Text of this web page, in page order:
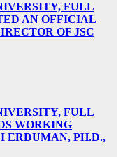
FULL
AN OFFICIAL
OF JSC
FULL
WORKING
ERDUMAN, PH.D.,